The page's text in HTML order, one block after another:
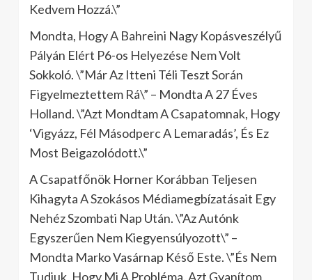
Kedvem Hozzá.\”
Mondta, Hogy A Bahreini Nagy Kopásveszélyű
Pályán Elért P6-os Helyezése Nem Volt
Sokkoló. \”Már Az Itteni Téli Teszt Során
Figyelmeztettem Rá\” – Mondta A 27 Éves
Holland. \”Azt Mondtam A Csapatomnak, Hogy
‘Vigyázz, Fél Másodperc A Lemaradás’, És Ez
Most Beigazolódott.\”
A Csapatfőnök Horner Korábban Teljesen
Kihagyta A Szokásos Médiamegbízatásait Egy
Nehéz Szombati Nap Után. \”Az Autónk
Egyszerűen Nem Kiegyensúlyozott\” –
Mondta Marko Vasárnap Késő Este. \”És Nem
Tudjuk, Hogy Mi A Probléma. Azt Gyanítom,